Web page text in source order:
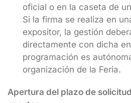
oficial o en la caseta de
Si la firma se realiza en
expositor, la gestión
directamente con dicha
programación es
organización de la Feria.
Apertura del plazo de